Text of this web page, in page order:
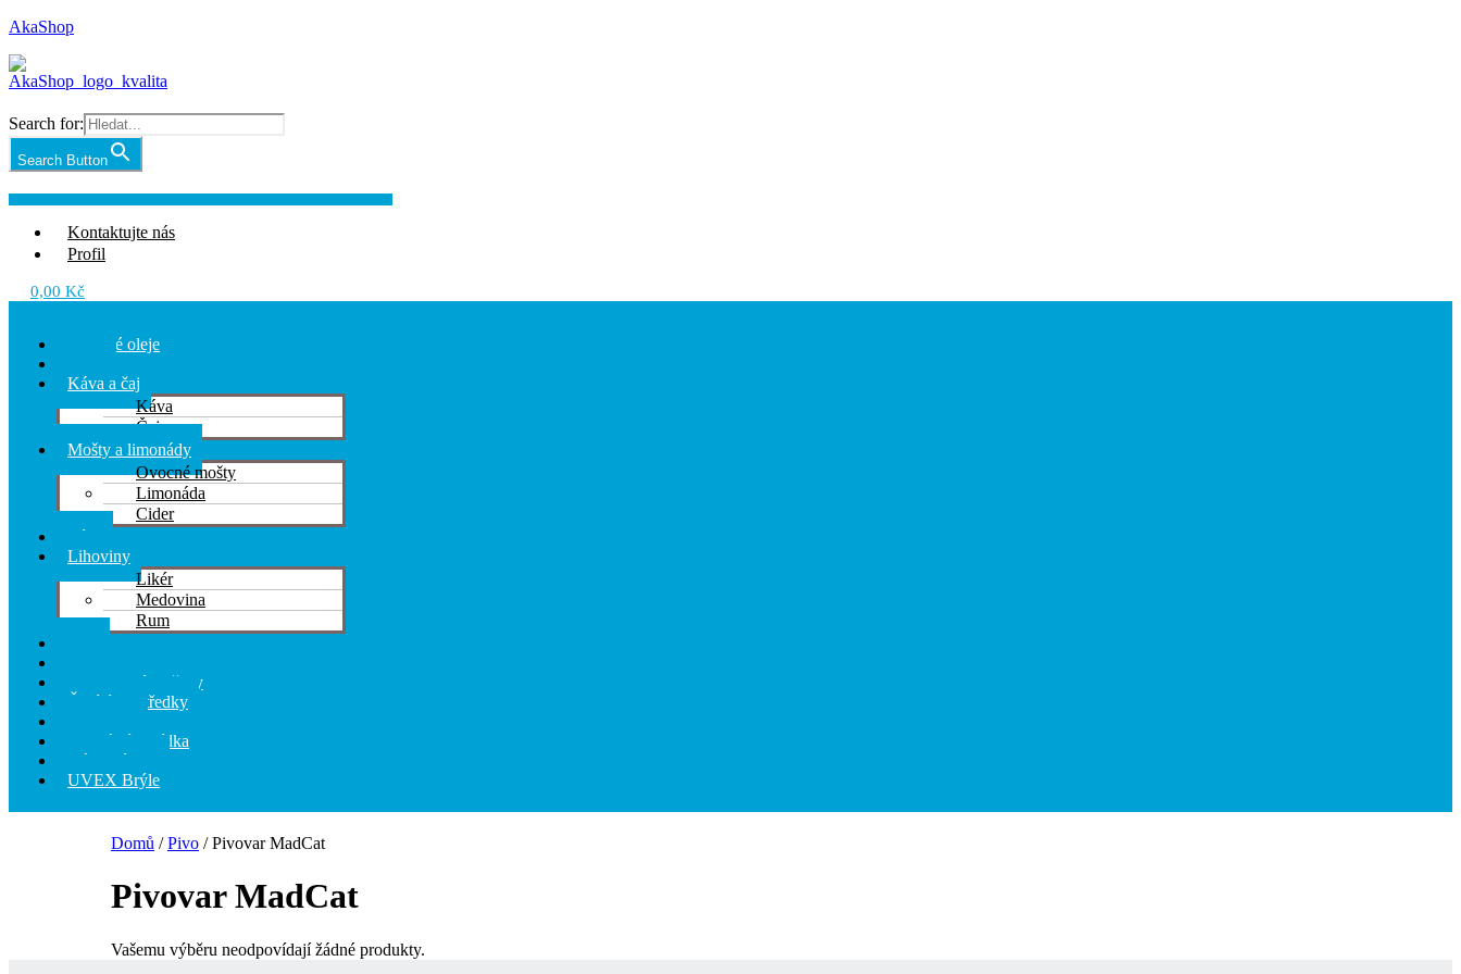
AkaShop
Search for:
Search Button
Nabídka
Kontaktujte nás
Profil
0,00 Kč
Olivové oleje
Káva a čaj
Káva
Čaj
Mošty a limonády
Ovocné mošty
Limonáda
Cider
Víno
Lihoviny
Likér
Medovina
Rum
Hygienické potřeby
Čistící prostředky
Speciální nabídka
Dárkové sety
UVEX Brýle
Domů /Pivo / Pivovar MadCat
Pivovar MadCat
Vašemu výběru neodpovídají žádné produkty.